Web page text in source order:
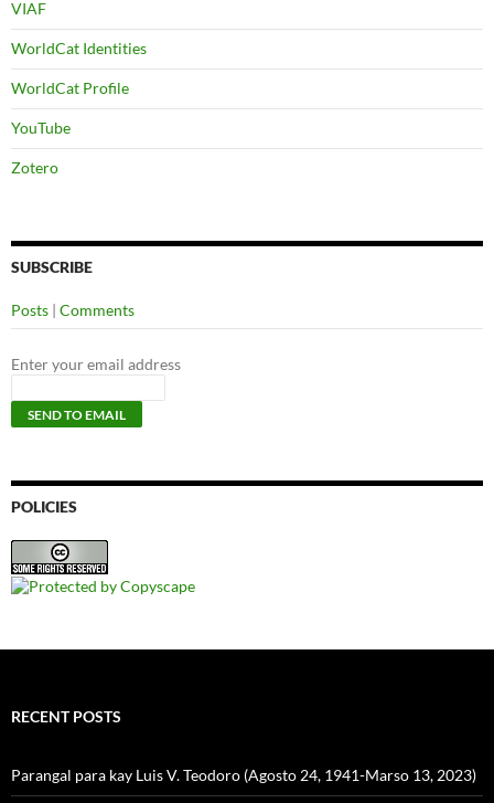
VIAF
WorldCat Identities
WorldCat Profile
YouTube
Zotero
SUBSCRIBE
Posts | Comments
Enter your email address
POLICIES
RECENT POSTS
Parangal para kay Luis V. Teodoro (Agosto 24, 1941-Marso 13, 2023)